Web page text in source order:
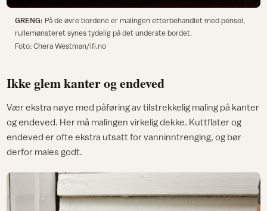
GRENG: På de øvre bordene er malingen etterbehandlet med pensel,
rullemønsteret synes tydelig på det underste bordet.
Foto: Chera Westman/ifi.no
Ikke glem kanter og endeved
Vær ekstra nøye med påføring av tilstrekkelig maling på kanter
og endeved. Her må malingen virkelig dekke. Kuttflater og
endeved er ofte ekstra utsatt for vanninntrenging, og bør
derfor males godt.